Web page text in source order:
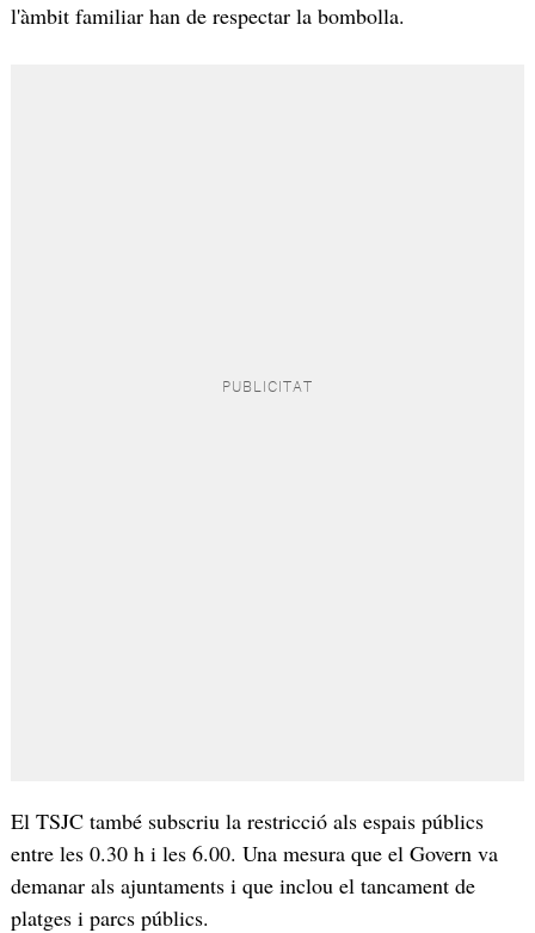
l'àmbit familiar han de respectar la bombolla.
El TSJC també subscriu la restricció als espais públics
entre les 0.30 h i les 6.00. Una mesura que el Govern va
demanar als ajuntaments i que inclou el tancament de
platges i parcs públics.